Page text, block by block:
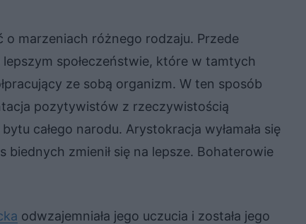
o marzeniach różnego rodzaju. Przede
społeczeństwie, które w tamtych
ze sobą organizm. W ten sposób
pozytywistów z rzeczywistością
całego narodu. Arystokracja wyłamała się
biednych zmienił się na lepsze. Bohaterowie
odwzajemniała jego uczucia i została jego